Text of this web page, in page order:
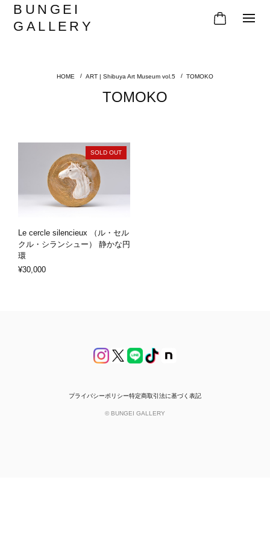
BUNGEI
GALLERY
ART | Shibuya Art Museum vol.5 TOMOKO
TOMOKO
SOLD OUT
Le cercle silencieux （ル・セル
クル・シランシュー） 静かな円
環
¥30,000
プライバシーポリシー特定商取引法に基づく表記
© BUNGEI GALLERY